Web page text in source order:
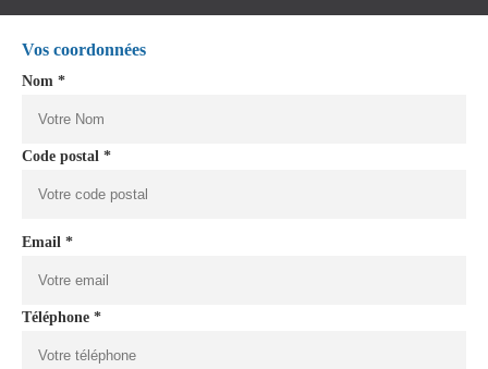
Vos coordonnées
Nom *
Code postal *
Email *
Téléphone *